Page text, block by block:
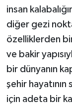
insan
diğer gezi
özelliklerden
ve bakir
bir dünyanın
şehir
için adeta bir